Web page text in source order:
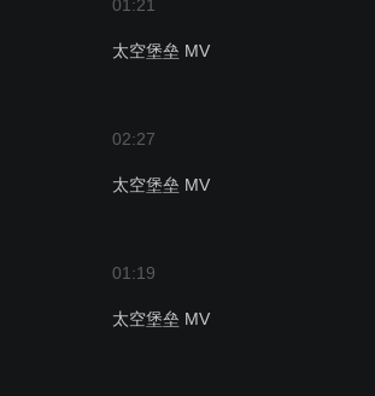
01:21
太空堡垒 MV
02:27
太空堡垒 MV
01:19
太空堡垒 MV